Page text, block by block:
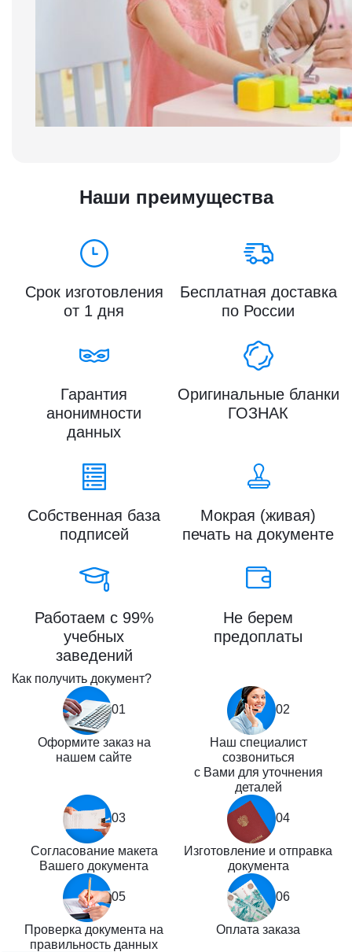
Наши преимущества
Срок изготовления
от 1 дня
Бесплатная доставка
по России
Гарантия
анонимности
данных
Оригинальные бланки
ГОЗНАК
Собственная база
подписей
Мокрая (живая)
печать на документе
Работаем с 99%
учебных
заведений
Не берем
предоплаты
Как получить документ?
01
Оформите заказ на
нашем сайте
02
Наш специалист
созвониться
с Вами для уточнения
деталей
03
Согласование макета
Вашего документа
04
Изготовление и отправка
документа
05
Проверка документа на
правильность данных
06
Оплата заказа